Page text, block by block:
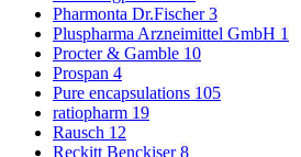
Pharmonta Dr.Fischer3
Pluspharma Arzneimittel GmbH 1
Procter & Gamble 10
Prospan 4
Pure encapsulations 105
ratiopharm 19
Rausch 12
Reckitt Benckiser8